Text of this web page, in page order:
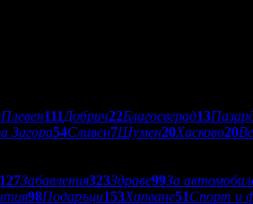
Плевен111Добрич22Благоевград13
Загора54Сливен7Шумен20Хасково20
127Забавления323Здраве99За
98Подаръци153Хапване51Спорт и